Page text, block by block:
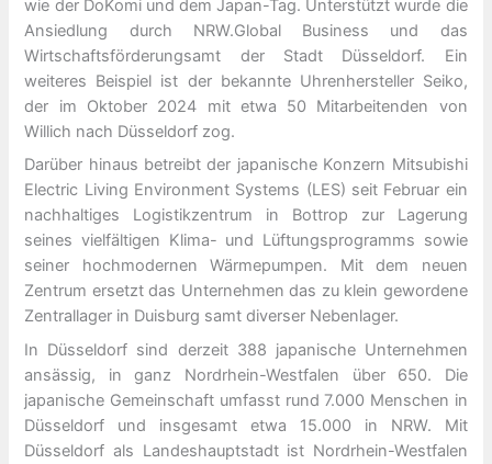
wie der DoKomi und dem Japan-Tag. Unterstützt wurde die
Ansiedlung durch NRW.Global Business und das
Wirtschaftsförderungsamt der Stadt Düsseldorf. Ein
weiteres Beispiel ist der bekannte Uhrenhersteller Seiko,
der im Oktober 2024 mit etwa 50 Mitarbeitenden von
Willich nach Düsseldorf zog.
Darüber hinaus betreibt der japanische Konzern Mitsubishi
Electric Living Environment Systems (LES) seit Februar ein
nachhaltiges Logistikzentrum in Bottrop zur Lagerung
seines vielfältigen Klima- und Lüftungsprogramms sowie
seiner hochmodernen Wärmepumpen. Mit dem neuen
Zentrum ersetzt das Unternehmen das zu klein gewordene
Zentrallager in Duisburg samt diverser Nebenlager.
In Düsseldorf sind derzeit 388 japanische Unternehmen
ansässig, in ganz Nordrhein-Westfalen über 650. Die
japanische Gemeinschaft umfasst rund 7.000 Menschen in
Düsseldorf und insgesamt etwa 15.000 in NRW. Mit
Düsseldorf als Landeshauptstadt ist Nordrhein-Westfalen